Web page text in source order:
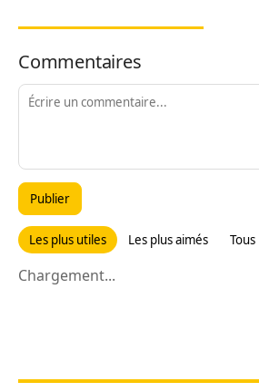
Commentaires
Publier
Les plus utiles Les plus aimés Tous
Chargement...